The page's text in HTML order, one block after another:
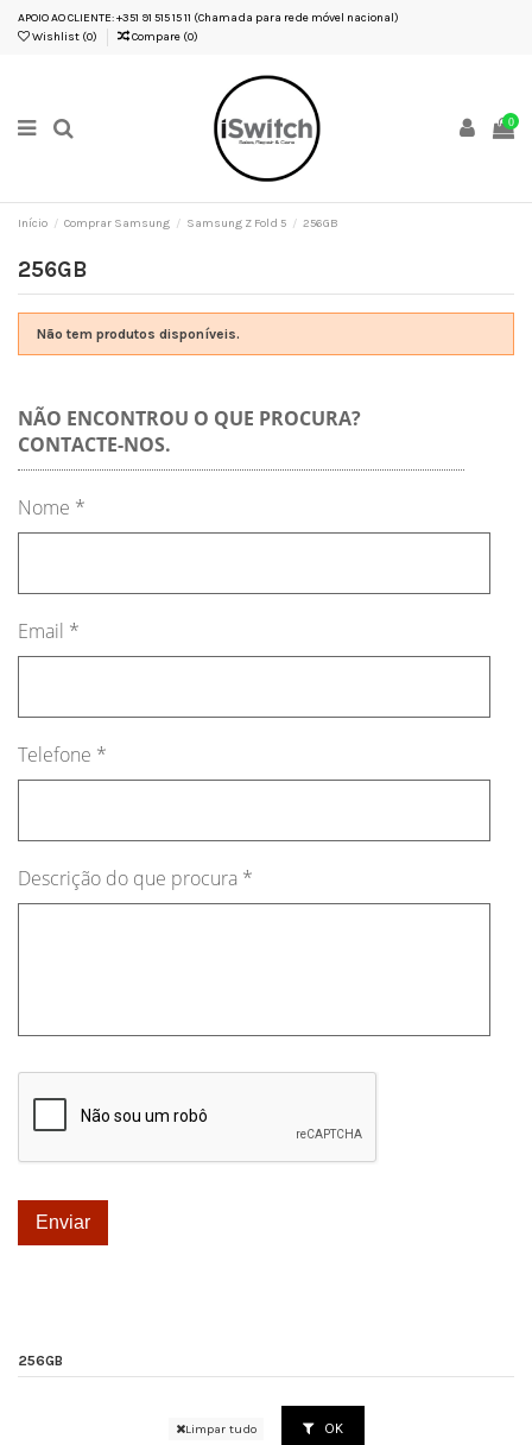
APOIO AO CLIENTE: +351 91 515 15 11 (Chamada para rede móvel nacional)
Wishlist (0) Compare (0)
0
Início Comprar Samsung Samsung Z Fold 5 256GB
256GB
Não tem produtos disponíveis.
256GB
Limpar tudo OK